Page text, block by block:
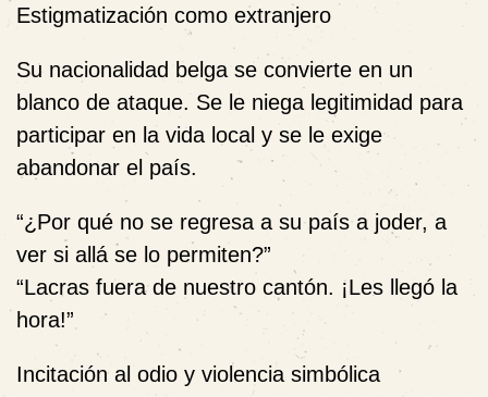
Estigmatización como extranjero
Su nacionalidad belga se convierte en un
blanco de ataque. Se le niega legitimidad para
participar en la vida local y se le exige
abandonar el país.
“¿Por qué no se regresa a su país a joder, a
ver si allá se lo permiten?”
“Lacras fuera de nuestro cantón. ¡Les llegó la
hora!”
Incitación al odio y violencia simbólica